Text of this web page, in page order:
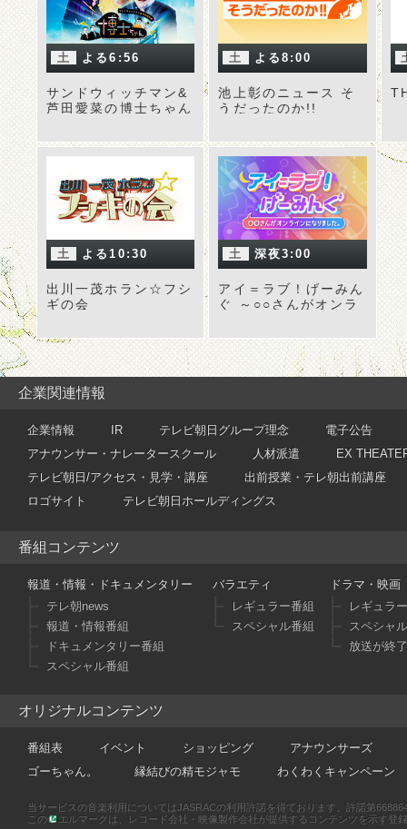
土 よる6:56
サンドウィッチマン&
芦田愛菜の博士ちゃん
土 よる8:00
池上彰のニュース そ
うだったのか!!
土 よる10:30
出川一茂ホラン☆フシ
ギの会
土 深夜3:00
アイ＝ラブ！げーみん
ぐ ～○○さんがオンラ
企業関連情報
企業情報 IR テレビ朝日グループ理念
電子公告
アナウンサー・ナレータースクール
人材派遣
EX
テレビ朝日/アクセス・見学・講座
出前授業・テレ朝出前講座
ロゴサイト
テレビ朝日ホールディングス
番組コンテンツ
報道・情報・ドキュメンタリー
テレ朝news
報道・情報番組
ドキュメンタリー番組
スペシャル番組
バラエティ
レギュラー番組
スペシャル番組
ドラマ・映画
レギュラ
スペシャ
放送が終
オリジナルコンテンツ
番組表 イベント ショッピング
アナウンサーズ
ゴーちゃん。
縁結びの精モジャモ わくわくキャンペーン
当サービスの音楽利用についてはJASRACの利用許諾を得ております。許諾第
この
エルマークは、レコード会社・映像製作会社が提供するコンテンツを示す登